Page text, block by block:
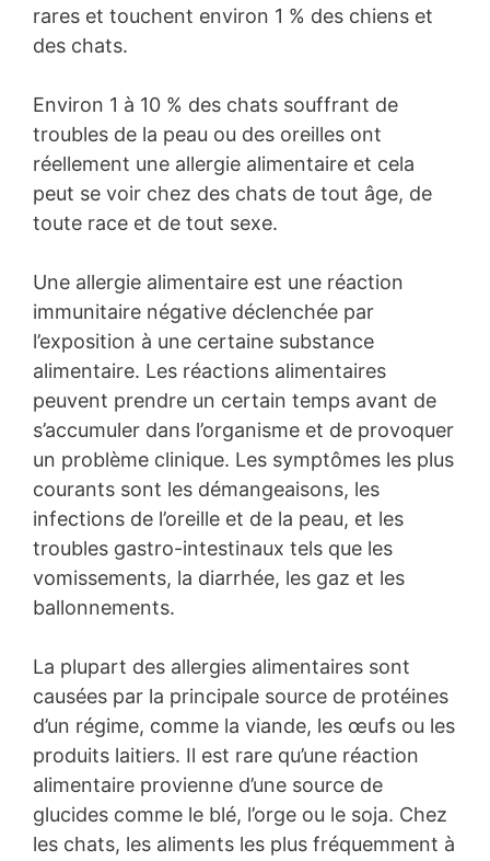
rares et touchent environ 1 % des chiens et
des chats.
Environ 1 à 10 % des chats souffrant de
troubles de la peau ou des oreilles ont
réellement une allergie alimentaire et cela
peut se voir chez des chats de tout âge, de
toute race et de tout sexe.
Une allergie alimentaire est une réaction
immunitaire négative déclenchée par
l’exposition à une certaine substance
alimentaire. Les réactions alimentaires
peuvent prendre un certain temps avant de
s’accumuler dans l’organisme et de provoquer
un problème clinique. Les symptômes les plus
courants sont les démangeaisons, les
infections de l’oreille et de la peau, et les
troubles gastro-intestinaux tels que les
vomissements, la diarrhée, les gaz et les
ballonnements.
La plupart des allergies alimentaires sont
causées par la principale source de protéines
d’un régime, comme la viande, les œufs ou les
produits laitiers. Il est rare qu’une réaction
alimentaire provienne d’une source de
glucides comme le blé, l’orge ou le soja. Chez
les chats, les aliments les plus fréquemment à